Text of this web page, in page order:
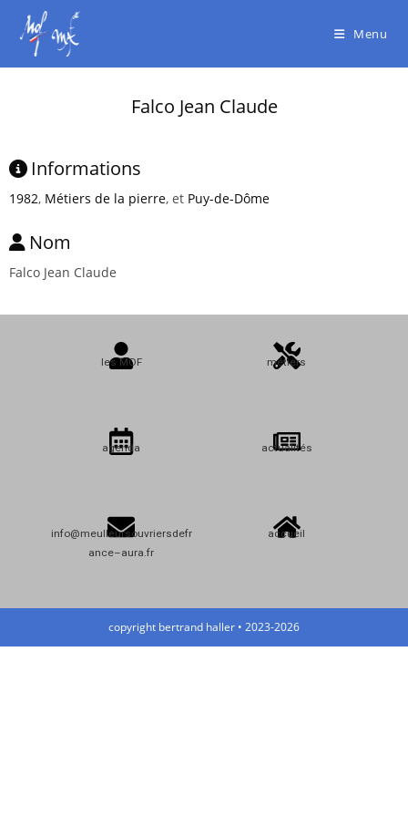
Menu
Falco Jean Claude
Informations
1982, Métiers de la pierre, et Puy-de-Dôme
Nom
Falco Jean Claude
les MOF métiers
agenda actualités
info@meulleursouvriersdefr
ance–aura.fr
accueil
copyright bertrand haller • 2023-2026